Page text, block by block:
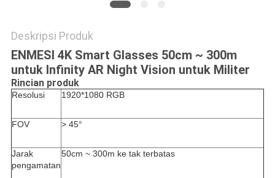
Deskripsi Produk
ENMESI 4K Smart Glasses 50cm ~ 300m
untuk Infinity AR Night Vision untuk Militer
Rincian produk
Resolusi 1920*1080 RGB
FOV > 45°
Jarak
pengamatan
50cm ~ 300m ke tak terbatas